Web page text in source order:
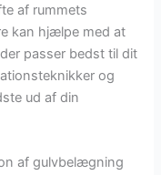
af rummets
kan hjælpe med at
passer bedst til dit
og
ud af din
af gulvbelægning